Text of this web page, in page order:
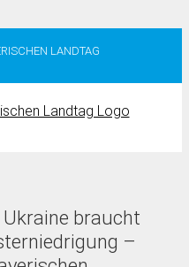
LANDTAG
braucht
–